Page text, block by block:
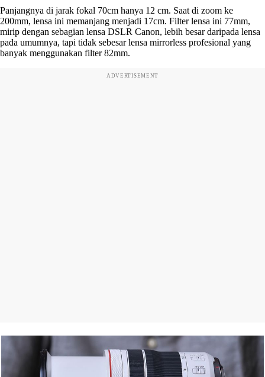
Panjangnya di jarak fokal 70cm hanya 12 cm. Saat di zoom ke
200mm, lensa ini memanjang menjadi 17cm. Filter lensa ini 77mm,
mirip dengan sebagian lensa DSLR Canon, lebih besar daripada lensa
pada umumnya, tapi tidak sebesar lensa mirrorless profesional yang
banyak menggunakan filter 82mm.
ADVERTISEMENT